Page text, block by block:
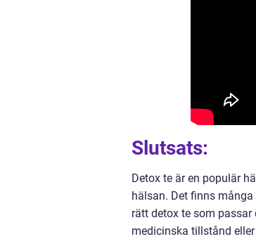
Slutsats:
Detox te är en populär
hälsan. Det finns
rätt detox te som
medicinska tillstånd